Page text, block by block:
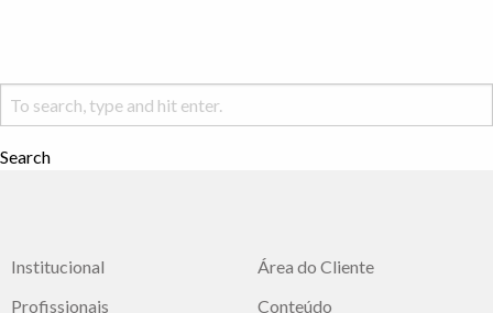
Search
Institucional
Profissionais
Área do Cliente
Conteúdo